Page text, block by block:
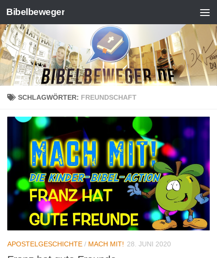
Zum Inhalt springen
Bibelbeweger
SCHLAGWÖRTER: FREUNDSCHAFT
APOSTELGESCHICHTE / MACH MIT! 28. JUNI 2020